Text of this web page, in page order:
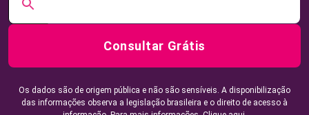
Consultar Grátis
Os dados são de origem pública e não são sensíveis. A disponibilização
das informações observa a legislação brasileira e o direito de acesso à